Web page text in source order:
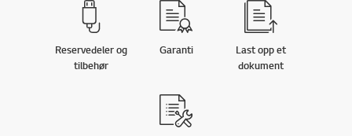
Reservedeler og
tilbehør
Garanti
Last opp et
dokument